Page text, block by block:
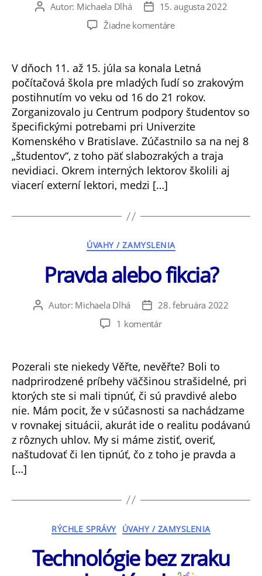
AutorAutor: Michaela Dlhá
Dátum
článku
15. augusta 2022
Žiadne komentárena
škola
–
cenná
skúsenosť
V dňoch 11. až 15. júla sa konala Letná
počítačová škola pre mladých ľudí so zrakovým
postihnutím vo veku od 16 do 21 rokov.
Zorganizovalo ju Centrum podpory študentov so
špecifickými potrebami pri Univerzite
Komenského v Bratislave. Zúčastnilo sa na nej 8
„študentov“, z toho päť slabozrakých a traja
nevidiaci. Okrem interných lektorov školili aj
viacerí externí lektori, medzi […]
Kategórie
ÚVAHY / ZAMYSLENIA
Pravda alebo fikcia?
AutorAutor: Michaela Dlhá
Dátum
článku
28. februára 2022
1 komentárna
fikcia?
Pozerali ste niekedy Věřte, nevěřte? Boli to
nadprirodzené príbehy väčšinou strašidelné, pri
ktorých ste si mali tipnúť, či sú pravdivé alebo
nie. Mám pocit, že v súčasnosti sa nachádzame
v rovnakej situácii, akurát ide o realitu podávanú
z rôznych uhlov. My si máme zistiť, overiť,
naštudovať či len tipnúť, čo z toho je pravda a
[…]
Kategórie
RÝCHLE SPRÁVY ÚVAHY / ZAMYSLENIA
Technológie bez zraku